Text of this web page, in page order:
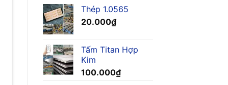
Thép 1.0565
20.000₫
Tấm Titan Hợp
Kim
100.000₫